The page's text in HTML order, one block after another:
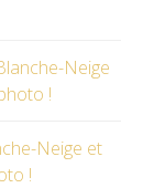
Neige
!
Neige et
!